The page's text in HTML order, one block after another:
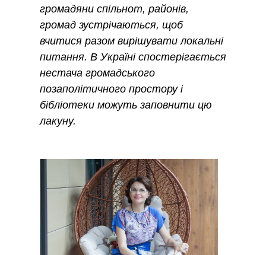
громадяни спільнот, районів,
громад зустрічаються, щоб
вчитися разом вирішувати локальні
питання. В Україні спостерігається
нестача громадського
позаполітичного простору і
бібліотеки можуть заповнити цю
лакуну.